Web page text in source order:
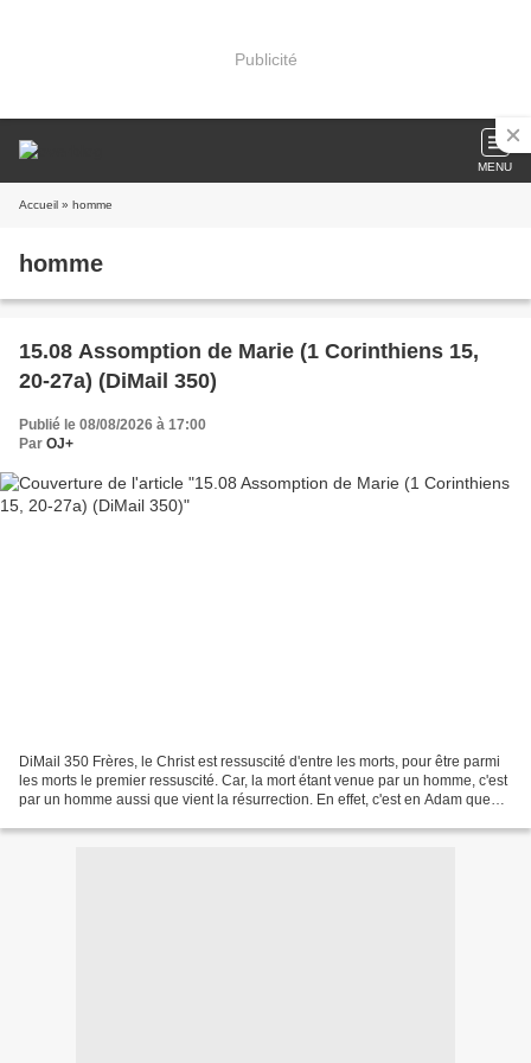
Publicité
MENU
Accueil » homme
homme
15.08 Assomption de Marie (1 Corinthiens 15,
20-27a) (DiMail 350)
Publié le 08/08/2026 à 17:00
Par OJ+
DiMail 350 Frères, le Christ est ressuscité d'entre les morts, pour être parmi
les morts le premier ressuscité. Car, la mort étant venue par un homme, c'est
par un homme aussi que vient la résurrection. En effet, c'est en Adam que